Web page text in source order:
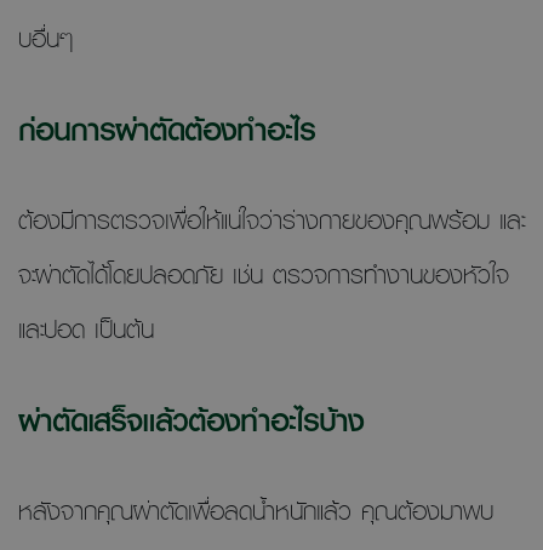
บอื่นๆ
ก่อนการผ่าตัดต้องทำอะไร
ต้องมีการตรวจเพื่อให้แน่ใจว่าร่างกายของคุณพร้อม และ
จะผ่าตัดได้โดยปลอดภัย เช่น ตรวจการทำงานของหัวใจ
และปอด เป็นต้น
ผ่าตัดเสร็จแล้วต้องทำอะไรบ้าง
หลังจากคุณผ่าตัดเพื่อลดน้ำหนักแล้ว คุณต้องมาพบ